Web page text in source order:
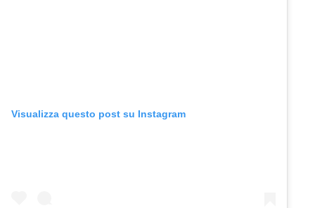
Visualizza questo post su Instagram